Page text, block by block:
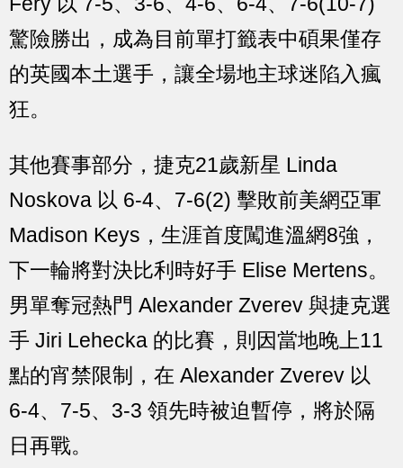
驚險勝出，成為目前單打籤表中碩果僅存
的英國本土選手，讓全場地主球迷陷入瘋
狂。
其他賽事部分，捷克21歲新星 Linda
Noskova 以 6-4、7-6(2) 擊敗前美網亞軍
Madison Keys，生涯首度闖進溫網8強，
下一輪將對決比利時好手 Elise Mertens。
男單奪冠熱門 Alexander Zverev 與捷克選
手 Jiri Lehecka 的比賽，則因當地晚上11
點的宵禁限制，在 Alexander Zverev 以
6-4、7-5、3-3 領先時被迫暫停，將於隔
日再戰。